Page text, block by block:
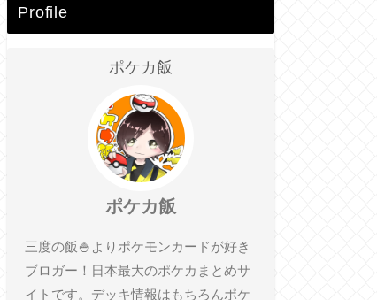
Profile
ポケカ飯
ポケカ飯
三度の飯🍚よりポケモンカードが好き
ブロガー！日本最大のポケカまとめサ
イトです。デッキ情報はもちろんポケ